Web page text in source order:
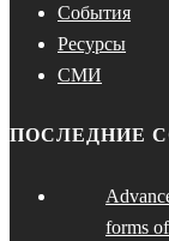
События
Ресурсы
СМИ
ПОСЛЕДНИЕ
forms